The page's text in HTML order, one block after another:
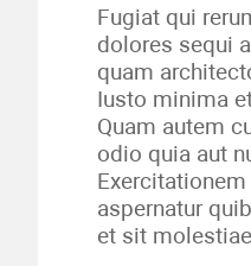
Fugiat qui
dolores sequi
quam
Iusto minima
Quam autem
odio quia aut
aspernatur
et sit